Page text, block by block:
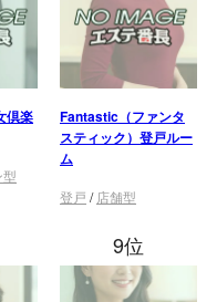
倶楽
Fantastic（ファンタ
スティック）登戸ルー
ム
登戸 / 店舗型
9位